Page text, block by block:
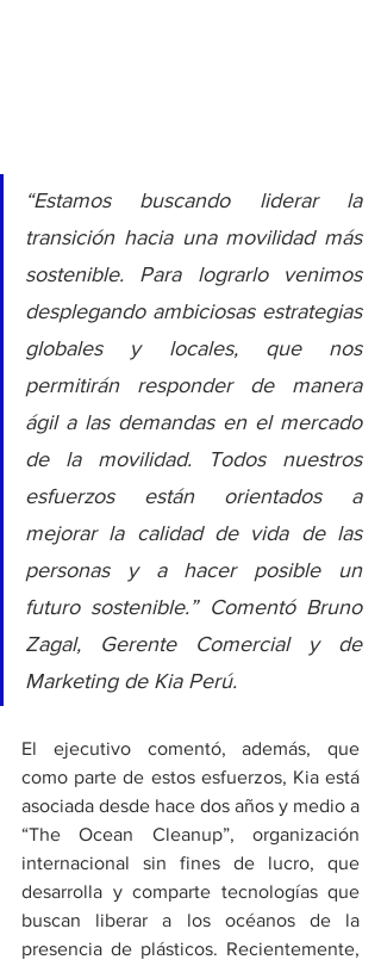
“Estamos buscando liderar la
transición hacia una movilidad más
sostenible. Para lograrlo venimos
desplegando ambiciosas estrategias
globales y locales, que nos
permitirán responder de manera
ágil a las demandas en el mercado
de la movilidad. Todos nuestros
esfuerzos están orientados a
mejorar la calidad de vida de las
personas y a hacer posible un
futuro sostenible.” Comentó Bruno
Zagal, Gerente Comercial y de
Marketing de Kia Perú.
El ejecutivo comentó, además, que
como parte de estos esfuerzos, Kia está
asociada desde hace dos años y medio a
“The Ocean Cleanup”, organización
internacional sin fines de lucro, que
desarrolla y comparte tecnologías que
buscan liberar a los océanos de la
presencia de plásticos. Recientemente,